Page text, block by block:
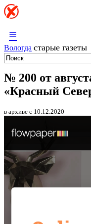
≡
Вологда старые газеты
№ 200 от
«Красный
в архиве с 10.12.2020